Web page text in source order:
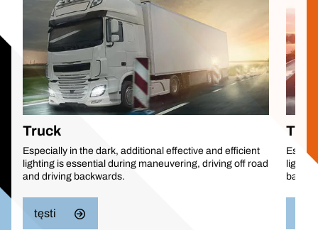
Truck
Especially in the dark, additional effective and efficient
lighting is essential during maneuvering, driving off road
and driving backwards.
tęsti